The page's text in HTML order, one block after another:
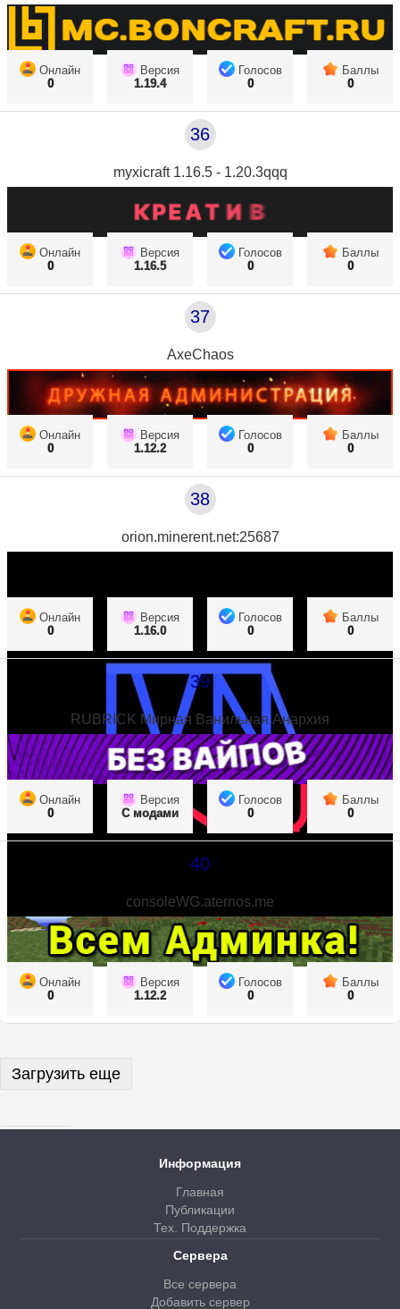
Онлайн
0
Версия
1.19.4
Голосов
0
Баллы
0
36
myxicraft 1.16.5 - 1.20.3qqq
Онлайн
0
Версия
1.16.5
Голосов
0
Баллы
0
37
AxeChaos
Онлайн
0
Версия
1.12.2
Голосов
0
Баллы
0
38
orion.minerent.net:25687
Онлайн
0
Версия
1.16.0
Голосов
0
Баллы
0
39
RUBRICK Мирная Ванильная Анархия
Онлайн
0
Версия
С модами
Голосов
0
Баллы
0
40
consoleWG.aternos.me
Онлайн
0
Версия
1.12.2
Голосов
0
Баллы
0
Загрузить еще
Информация
Главная
Публикации
Тех. Поддержка
Сервера
Все сервера
Добавить сервер